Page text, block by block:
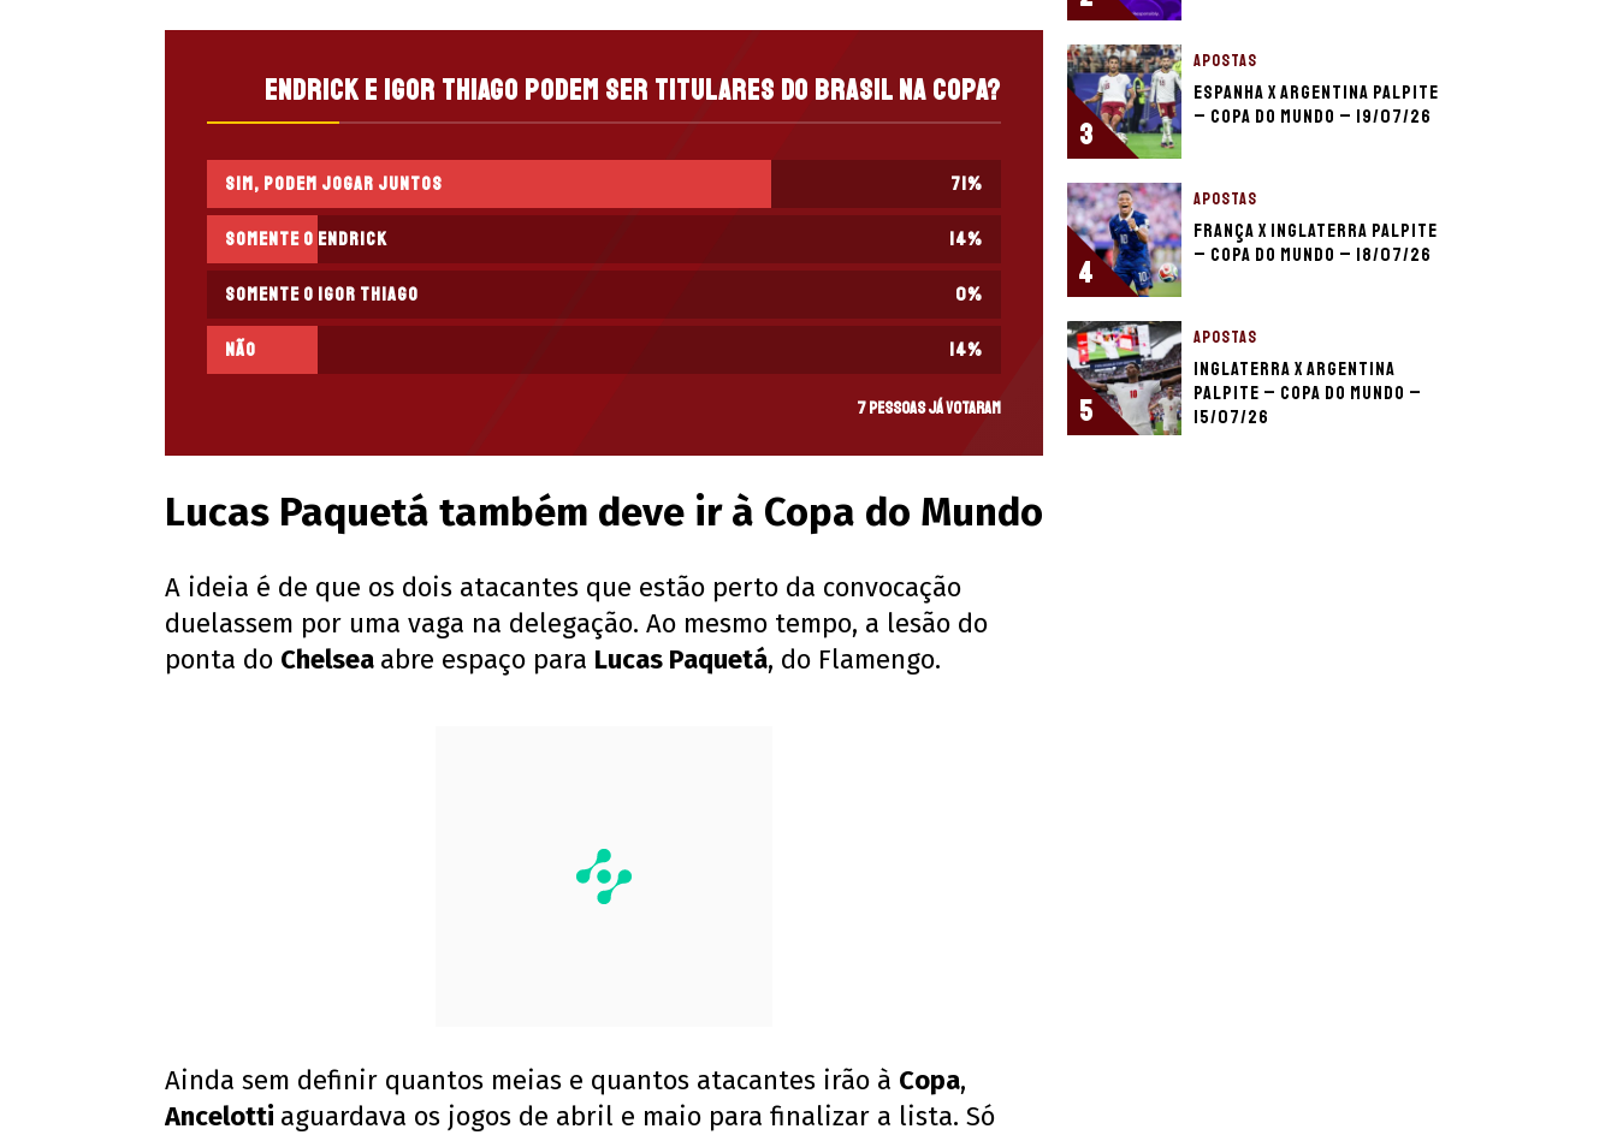
Endrick e Igor Thiago podem ser titulares do Brasil na Copa?
Sim, podem jogar juntos 71%
Somente o Endrick 14%
Somente o Igor Thiago 0%
Não 14%
7 pessoas já votaram
Lucas Paquetá também deve ir à Copa do Mundo
A ideia é de que os dois atacantes que estão perto da convocação
duelassem por uma vaga na delegação. Ao mesmo tempo, a lesão do
ponta do Chelsea abre espaço para Lucas Paquetá, do Flamengo.
Ainda sem definir quantos meias e quantos atacantes irão à Copa,
Ancelotti aguardava os jogos de abril e maio para finalizar a lista. Só
3
APOSTAS
Espanha x Argentina palpite
– Copa do Mundo – 19/07/26
4
APOSTAS
França x Inglaterra palpite
– Copa do Mundo – 18/07/26
5
APOSTAS
Inglaterra x Argentina
palpite – Copa do Mundo –
15/07/26